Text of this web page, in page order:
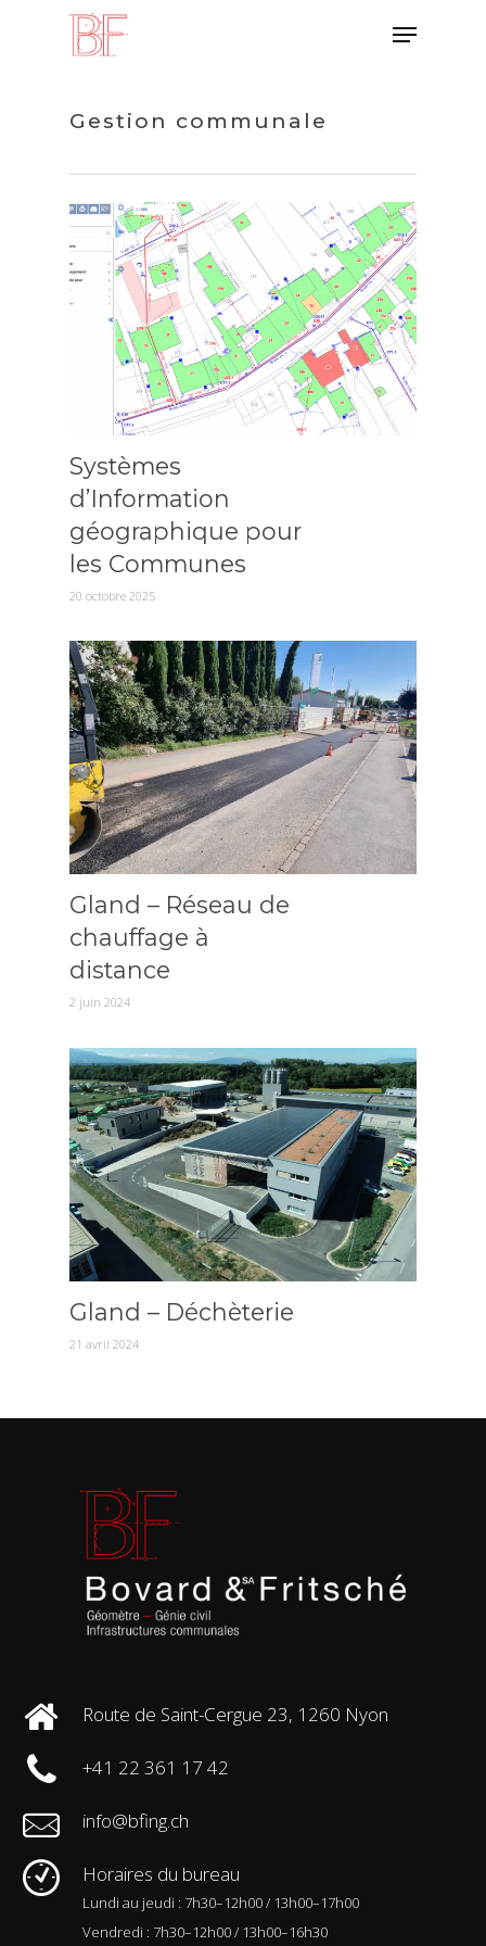
Menu
Gestion communale
Systèmes
d’Information
géographique pour
les Communes
20 octobre 2025
Gland – Réseau de
chauffage à
distance
2 juin 2024
Gland – Déchèterie
21 avril 2024
Route de Saint-Cergue 23, 1260 Nyon
+41 22 361 17 42
info@bfing.ch
Horaires du bureau
Lundi au jeudi : 7h30–12h00 / 13h00–17h00
Vendredi : 7h30–12h00 / 13h00–16h30